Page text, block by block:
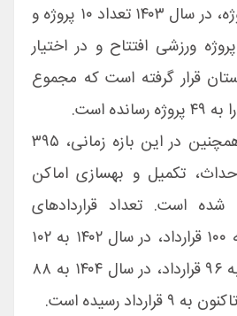
سال ۱۴۰۲ تعداد ۱۵ پروژه، در سال ۱۴۰۳ تعداد ۱۰ پروژه و
در سال ۱۴۰۴ نیز ۱۸ پروژه ورزشی افتتاح و در اختیار
قرار گرفته است که مجموع
است.
وی خاطر نشان کرد: همچنین در این بازه زمانی، ۳۹۵
احداث، تکمیل و بهسازی اماکن
است. تعداد قراردادهای
عمرانی در سال ۱۴۰۱ به ۱۰۰ قرارداد، در سال ۱۴۰۲ به ۱۰۲
قرارداد، در سال ۱۴۰۳ به ۹۶ قرارداد، در سال ۱۴۰۴ به ۸۸